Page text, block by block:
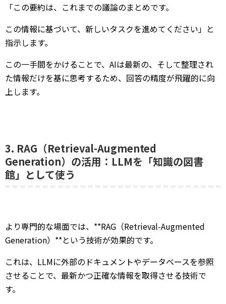
「この要約は、これまでの議論のまとめです。
この情報に基づいて、新しいタスクを進めてください」と
指示します。
この一手間をかけることで、AIは最新の、そして整理され
た情報だけを基に思考するため、回答の精度が飛躍的に向
上します。
3. RAG（Retrieval-Augmented
Generation）の活用：LLMを「知識の図書
館」として使う
より専門的な場面では、**RAG（Retrieval-Augmented
Generation）**という技術が効果的です。
これは、LLMに外部のドキュメントやデータベースを参照
させることで、最新かつ正確な情報を取得させる技術で
す。